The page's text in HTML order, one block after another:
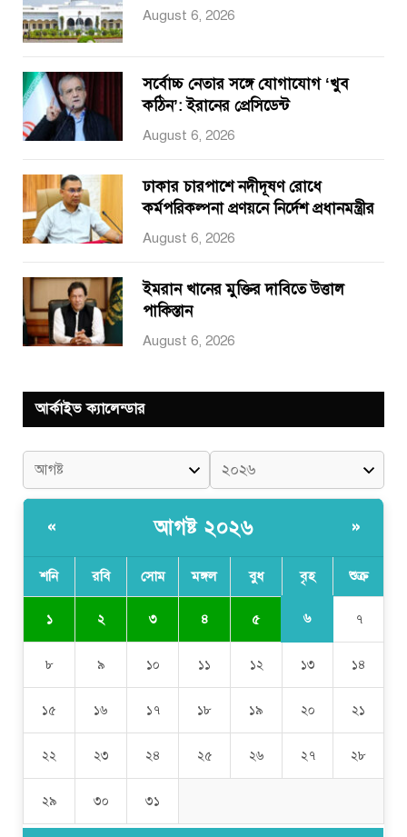
August 6, 2026
সর্বোচ্চ নেতার সঙ্গে যোগাযোগ ‘খুব
কঠিন’: ইরানের প্রেসিডেন্ট
August 6, 2026
ঢাকার চারপাশে নদীদূষণ রোধে
কর্মপরিকল্পনা প্রণয়নে নির্দেশ প্রধানমন্ত্রীর
August 6, 2026
ইমরান খানের মুক্তির দাবিতে উত্তাল
পাকিস্তান
August 6, 2026
আর্কাইভ ক্যালেন্ডার
« আগষ্ট ২০২৬ »
শনি রবি সোম মঙ্গল বুধ বৃহ শুক্র
১ ২ ৩ ৪ ৫ ৬ ৭
৮ ৯ ১০ ১১ ১২ ১৩ ১৪
১৫ ১৬ ১৭ ১৮ ১৯ ২০ ২১
২২ ২৩ ২৪ ২৫ ২৬ ২৭ ২৮
২৯ ৩০ ৩১